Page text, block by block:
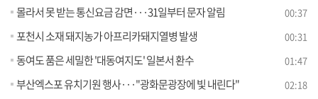
몰라서 못 받는 통신요금 감면···31일부터 문자 알림 00:37
포천시 소재 돼지농가 아프리카돼지열병 발생 00:31
동여도 품은 세밀한 '대동여지도' 일본서 환수 01:47
부산엑스포 유치기원 행사···"광화문광장에 빛 내린다" 02:18